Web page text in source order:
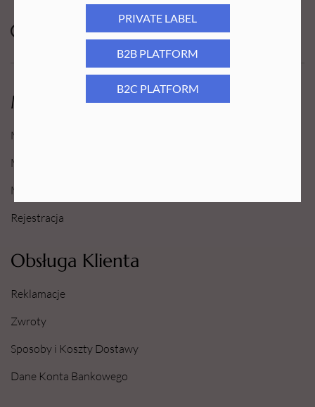
PRIVATE LABEL
B2B PLATFORM
B2C PLATFORM
Moje Konto
Moje konto
Moje Zamówienia
Moje Ulubione
Rejestracja
Obsługa Klienta
Reklamacje
Zwroty
Sposoby i Koszty Dostawy
Dane Konta Bankowego